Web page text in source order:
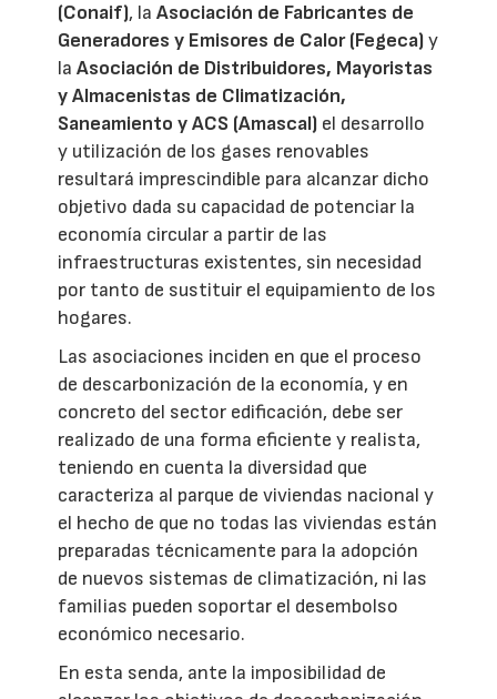
(Conaif), laAsociación de Fabricantes de
Generadores y Emisores de Calor (Fegeca)y
laAsociación de Distribuidores, Mayoristas
y Almacenistas de Climatización,
Saneamiento y ACS (Amascal) el desarrollo
y utilización de los gases renovables
resultará imprescindible para alcanzar dicho
objetivo dada su capacidad de potenciar la
economía circular a partir de las
infraestructuras existentes, sin necesidad
por tanto de sustituir el equipamiento de los
hogares.
Las asociaciones inciden en que el proceso
de descarbonización de la economía, y en
concreto del sector edificación, debe ser
realizado de una forma eficiente y realista,
teniendo en cuenta la diversidad que
caracteriza al parque de viviendas nacional y
el hecho de que no todas las viviendas están
preparadas técnicamente para la adopción
de nuevos sistemas de climatización, ni las
familias pueden soportar el desembolso
económico necesario.
En esta senda, ante la imposibilidad de